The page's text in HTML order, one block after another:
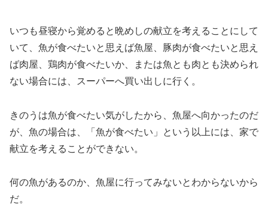
いつも昼寝から覚めると晩めしの献立を考えることにして
いて、魚が食べたいと思えば魚屋、豚肉が食べたいと思え
ば肉屋、鶏肉が食べたいか、または魚とも肉とも決められ
ない場合には、スーパーへ買い出しに行く。
きのうは魚が食べたい気がしたから、魚屋へ向かったのだ
が、魚の場合は、「魚が食べたい」という以上には、家で
献立を考えることができない。
何の魚があるのか、魚屋に行ってみないとわからないから
だ。